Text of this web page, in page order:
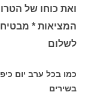
ואת כוחו של
המציאות *
לשלום
כמו בכל ערב יום
בשירים